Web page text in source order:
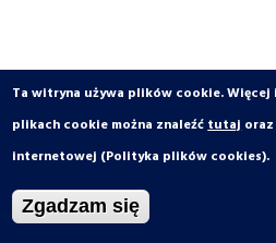
Ta witryna używa plików cookie.
plikach cookie można znaleźćtutajoraz
internetowej (Polityka plików cookies).
Zgadzam się